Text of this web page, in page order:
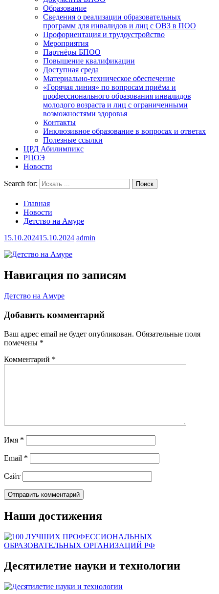
Образование
Сведения о реализации образовательных
программ для инвалидов и лиц с ОВЗ в ПОО
Профориентация и трудоустройство
Мероприятия
Партнёры БПОО
Повышение квалификации
Доступная среда
Материально-техническое обеспечение
«Горячая линия» по вопросам приёма и
профессионального образования инвалидов
молодого возраста и лиц с ограниченными
возможностями здоровья
Контакты
Инклюзивное образование в вопросах и ответах
Полезные ссылки
ЦРД Абилимпикс
РЦОЭ
Новости
Search for:
Главная
Новости
Детство на Амуре
15.10.202415.10.2024 admin
Навигация по записям
Детство на Амуре
Добавить комментарий
Ваш адрес email не будет опубликован. Обязательные поля
помечены *
Комментарий *
Имя *
Email *
Сайт
Наши достижения
Десятилетие науки и технологии